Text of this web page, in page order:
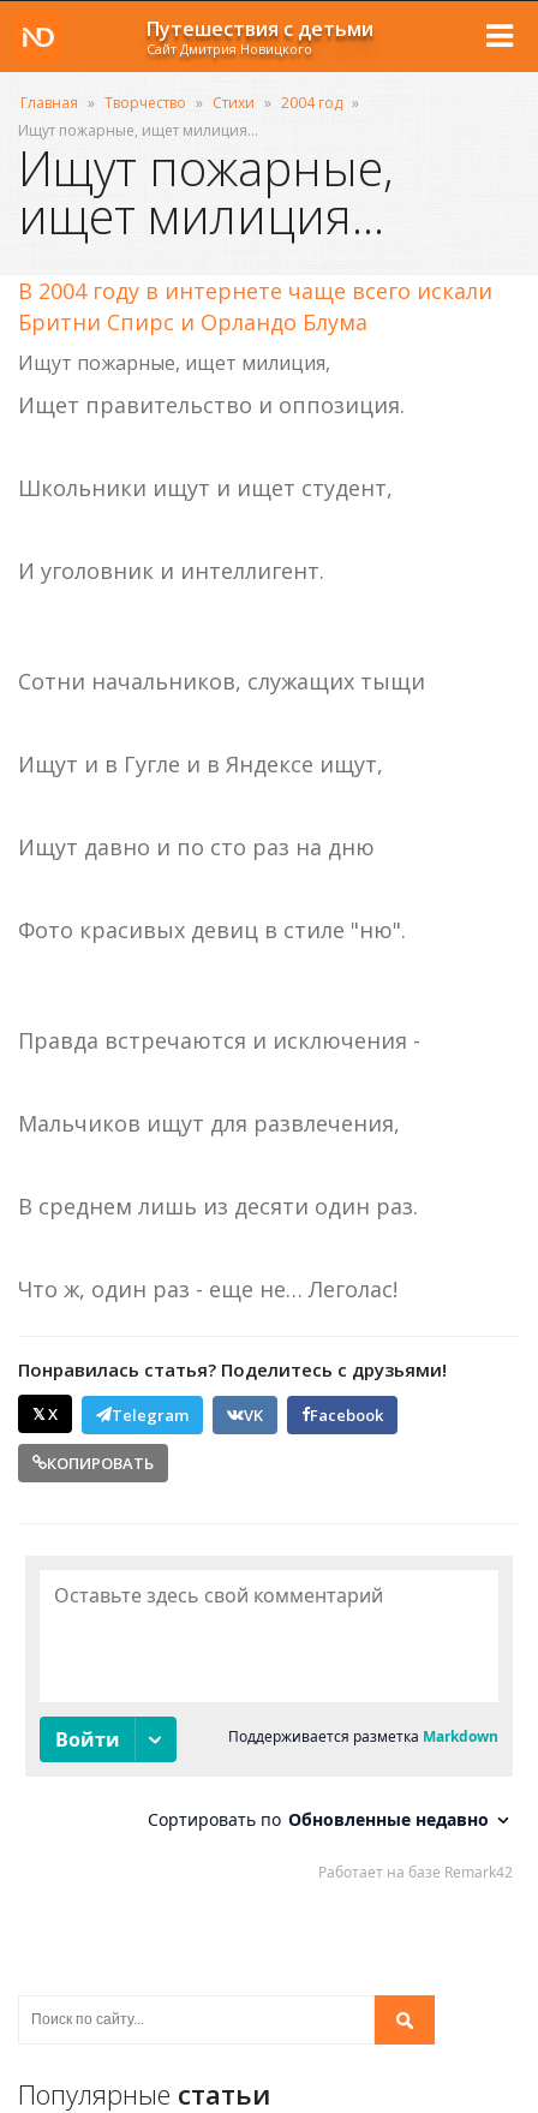
Путешествия с детьми
Сайт Дмитрия Новицкого
Главная » Творчество » Стихи » 2004 год »
Ищут пожарные, ищет милиция...
Ищут пожарные,
ищет милиция...
В 2004 году в интернете чаще всего искали
Бритни Спирс и Орландо Блума
Ищут пожарные, ищет милиция,
Ищет правительство и оппозиция.
Школьники ищут и ищет студент,
И уголовник и интеллигент.
Сотни начальников, служащих тыщи
Ищут и в Гугле и в Яндексе ищут,
Ищут давно и по сто раз на дню
Фото красивых девиц в стиле "ню".
Правда встречаются и исключения -
Мальчиков ищут для развлечения,
В среднем лишь из десяти один раз.
Что ж, один раз - еще не… Леголас!
Понравилась статья? Поделитесь с друзьями!
𝕏 X Telegram VK Facebook
КОПИРОВАТЬ
Популярные статьи